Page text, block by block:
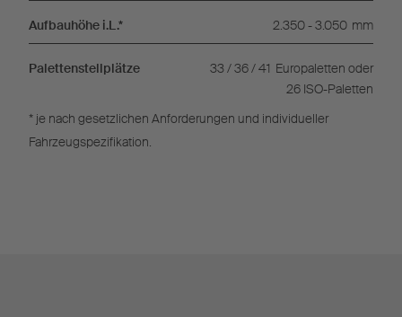
Aufbauhöhe i.L.* 2.350 - 3.050 mm
Palettenstellplätze 33 / 36 / 41 Europaletten oder
26 ISO-Paletten
* je nach gesetzlichen Anforderungen und individueller
Fahrzeugspezifikation.